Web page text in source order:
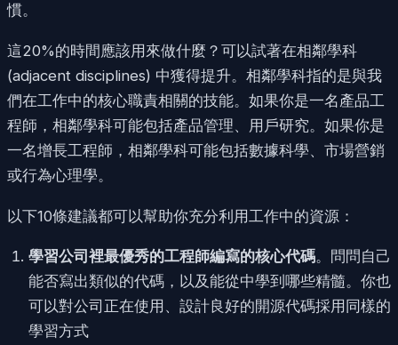
慣。
這20%的時間應該用來做什麼？可以試著在相鄰學科
(adjacent disciplines) 中獲得提升。相鄰學科指的是與我
們在工作中的核心職責相關的技能。如果你是一名產品工
程師，相鄰學科可能包括產品管理、用戶研究。如果你是
一名增長工程師，相鄰學科可能包括數據科學、市場營銷
或行為心理學。
以下10條建議都可以幫助你充分利用工作中的資源：
學習公司裡最優秀的工程師編寫的核心代碼。問問自己
能否寫出類似的代碼，以及能從中學到哪些精髓。你也
可以對公司正在使用、設計良好的開源代碼採用同樣的
學習方式